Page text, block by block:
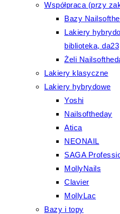
Współpraca (przy
Bazy
Lakiery
biblioteka, da23
Żeli
Lakiery klasyczne
Lakiery hybrydowe
Yoshi
Nailsoftheday
Atica
NEONAIL
SAGA
MollyNails
Clavier
MollyLac
Bazy i topy